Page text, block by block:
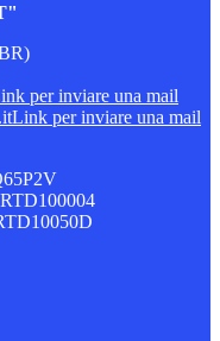
per inviare una mail
Link per inviare una mail